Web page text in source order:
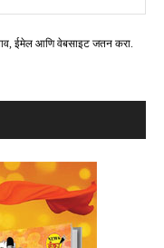
ईमेल आणि वेबसाइट जतन करा.